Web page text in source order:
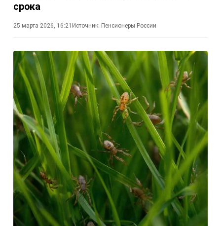
срока
25 марта 2026, 16:21 Источник: Пенсионеры России